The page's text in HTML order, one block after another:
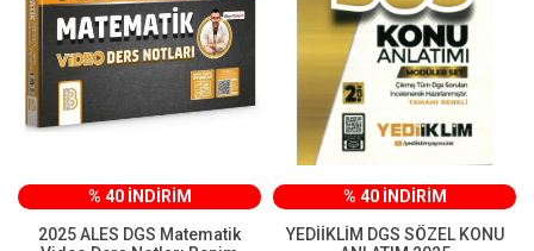
% 40 İNDİRİM
2025 ALES DGS Matematik
% 40 İNDİRİM
YEDİİKLİM DGS SÖZEL KONU